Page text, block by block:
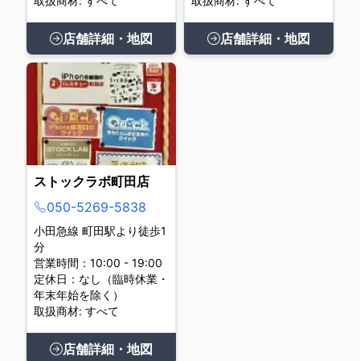
店舗詳細・地図 店舗詳細・地図
ストックラボ町田店
050-5269-5838
小田急線 町田駅より徒歩1
分
営業時間：10:00 - 19:00
定休日：なし（臨時休業・
年末年始を除く）
取扱商材: すべて
店舗詳細・地図